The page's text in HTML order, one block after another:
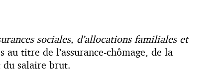
sociales, d’allocations familiales et
titre de l’assurance-chômage, de la
du salaire brut.